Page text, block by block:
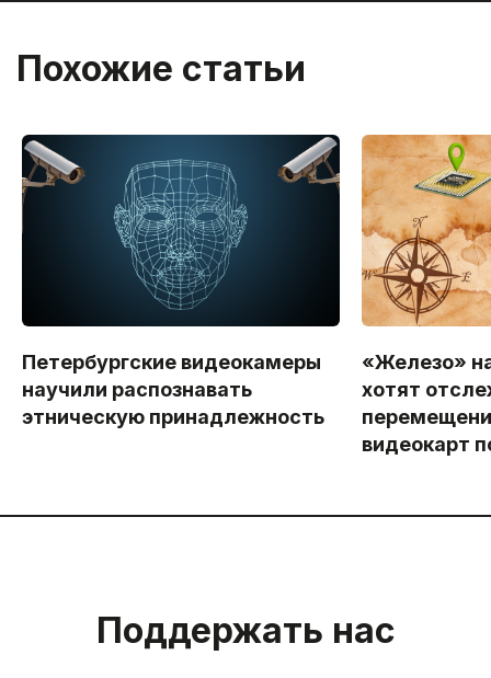
Похожие статьи
Петербургские видеокамеры
научили распознавать
этническую принадлежность
«Железо»
хотят
видеокарт
Поддержать нас